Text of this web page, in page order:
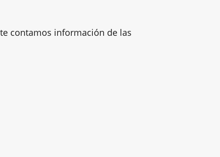
contamos información de las